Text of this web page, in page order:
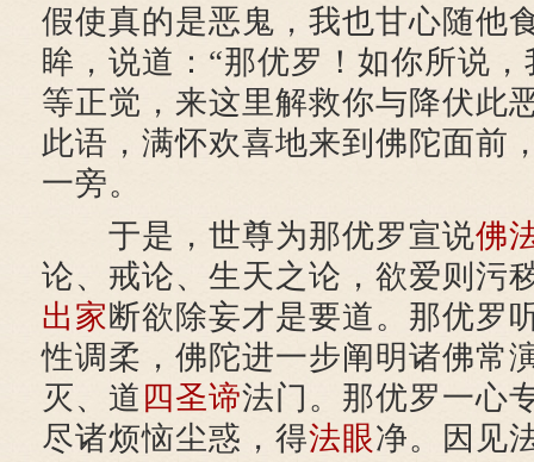
假使真的是恶鬼，我也甘心随他
眸，说道：“那优罗！如你所说
等正觉，来这里解救你与降伏此
此语，满怀欢喜地来到佛陀面前
一旁。
于是，世尊为那优罗宣说佛
论、戒论、生天之论，欲爱则污
出家 断欲除妄才是要道。那优罗
性调柔，佛陀进一步阐明诸佛常
灭、道 四圣谛法门。那优罗一心
尽诸烦恼尘惑，得法眼净。因见